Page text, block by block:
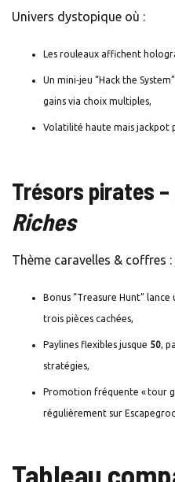
Univers dystopique où :
Les rouleaux affichent
Un mini‑jeu “Hack the
gains via choix multiples,
Volatilité haute mais jackpot
Trésors pirates –
Riches
Thème caravelles & coffres :
Bonus “Treasure Hunt”
trois pièces cachées,
Paylines flexibles jusque 50,
stratégies,
Promotion fréquente « tour
régulièrement sur
Tableau